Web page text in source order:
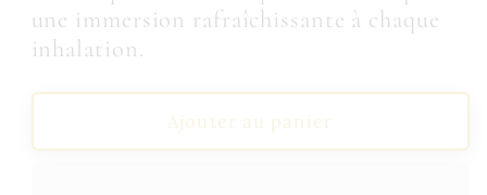
une immersion rafraîchissante à chaque
inhalation.
Ajouter au panier